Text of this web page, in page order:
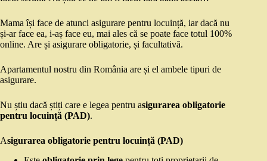
Mama își face de atunci asigurare pentru locuință, iar dacă nu
și-ar face ea, i-aș face eu, mai ales că se poate face totul 100%
online. Are și asigurare obligatorie, și facultativă.
Apartamentul nostru din România are și el ambele tipuri de
asigurare.
Nu știu dacă știți care e legea pentru asigurarea obligatorie
pentru locuință (PAD).
Asigurarea obligatorie pentru locuință (PAD)